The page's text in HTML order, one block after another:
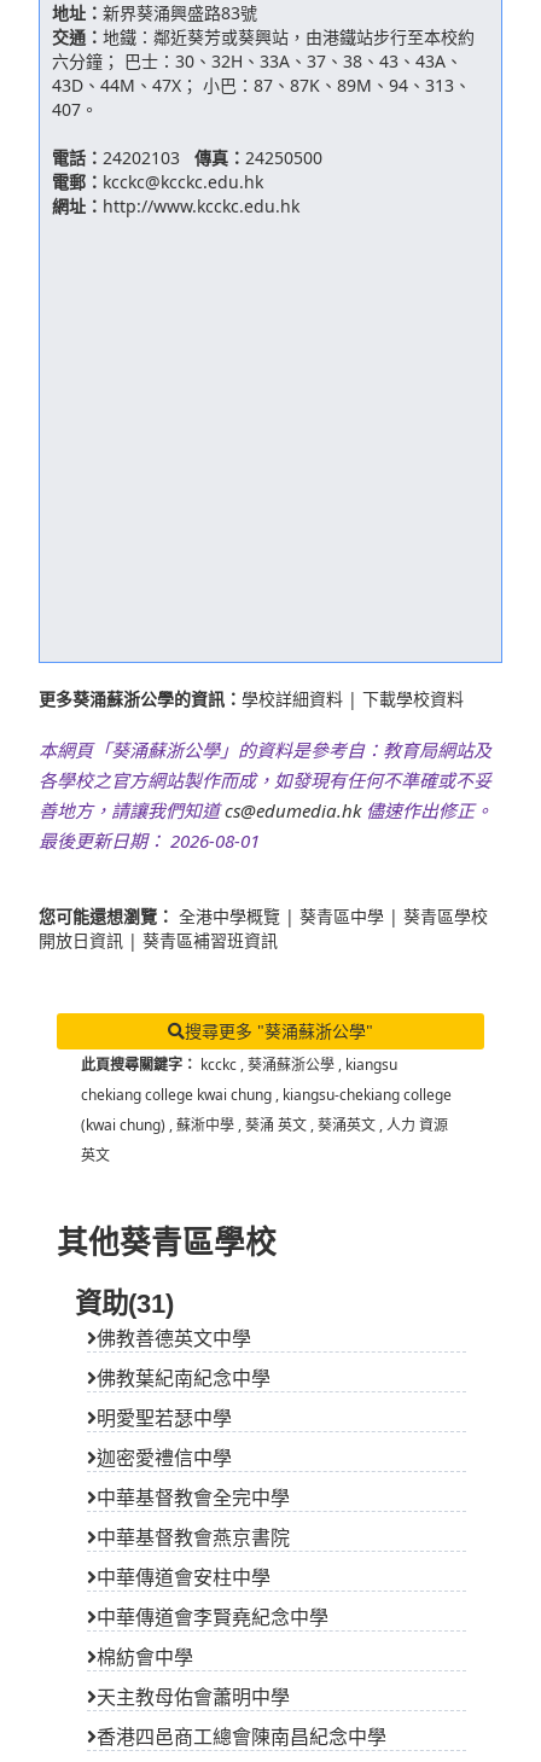
地址： 新界葵涌興盛路83號
交通： 地鐵：鄰近葵芳或葵興站，由港鐵站步行至本校約
六分鐘； 巴士：30、32H、33A、37、38、43、43A、
43D、44M、47X； 小巴：87、87K、89M、94、313、
407。
電話： 24202103 傳真： 24250500
電郵： kcckc@kcckc.edu.hk
網址： http://www.kcckc.edu.hk
更多葵涌蘇浙公學的資訊： 學校詳細資料 | 下載學校資料
本網頁「葵涌蘇浙公學」的資料是參考自：教育局網站及
各學校之官方網站製作而成，如發現有任何不準確或不妥
善地方，請讓我們知道cs@edumedia.hk儘速作出修正。
最後更新日期： 2026-08-01
您可能還想瀏覽： 全港中學概覽 | 葵青區中學 | 葵青區學校
開放日資訊 | 葵青區補習班資訊
搜尋更多 "葵涌蘇浙公學"
此頁搜尋關鍵字： kcckc ,葵涌蘇浙公學 , kiangsu
chekiang college kwai chung , kiangsu-chekiang college
(kwai chung) ,蘇淅中學 ,葵涌 英文 ,葵涌英文 ,人力 資源
英文
其他葵青區學校
資助(31)
佛教善德英文中學
佛教葉紀南紀念中學
明愛聖若瑟中學
迦密愛禮信中學
中華基督教會全完中學
中華基督教會燕京書院
中華傳道會安柱中學
中華傳道會李賢堯紀念中學
棉紡會中學
天主教母佑會蕭明中學
香港四邑商工總會陳南昌紀念中學